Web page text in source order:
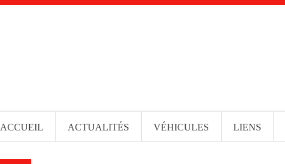
ACCUEIL ACTUALITÉS VÉHICULES LIENS